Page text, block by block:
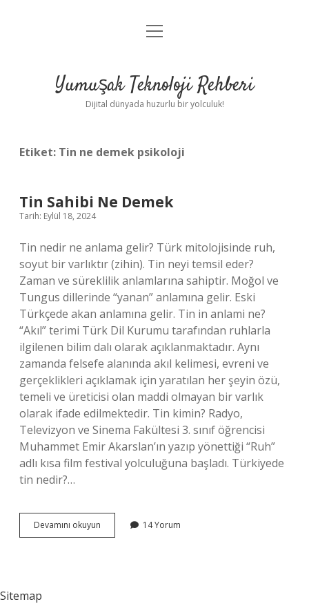
Anasayfa
Yasal Uyarı
menüyü
Yumuşak Teknoloji Rehberi
Dijital dünyada huzurlu bir yolculuk!
Etiket: Tin ne demek psikoloji
Tin Sahibi Ne Demek
Tarih: Eylül 18, 2024
Tin nedir ne anlama gelir? Türk mitolojisinde ruh,
soyut bir varlıktır (zihin). Tin neyi temsil eder?
Zaman ve süreklilik anlamlarına sahiptir. Moğol ve
Tungus dillerinde “yanan” anlamına gelir. Eski
Türkçede akan anlamına gelir. Tin in anlami ne?
“Akıl” terimi Türk Dil Kurumu tarafından ruhlarla
ilgilenen bilim dalı olarak açıklanmaktadır. Aynı
zamanda felsefe alanında akıl kelimesi, evreni ve
gerçeklikleri açıklamak için yaratılan her şeyin özü,
temeli ve üreticisi olan maddi olmayan bir varlık
olarak ifade edilmektedir. Tin kimin? Radyo,
Televizyon ve Sinema Fakültesi 3. sınıf öğrencisi
Muhammet Emir Akarslan’ın yazıp yönettiği “Ruh”
adlı kısa film festival yolculuğuna başladı. Türkiyede
tin nedir?…
Devamını okuyun
Sahibi
14 Yorum
Sitemap